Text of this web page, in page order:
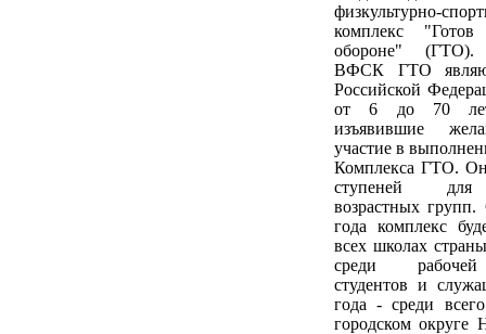
физкультурно-
комплекс
обороне" (ГТО).
ВФСК ГТО
Российской
от 6 до 70
изъявившие
участие в
Комплекса ГТО. Он
ступеней для
возрастных
года комплекс
всех школах
среди
студентов и
года - среди
городском округе